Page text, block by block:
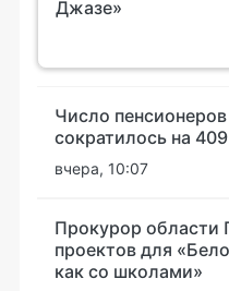
Джазе»
Число
сократилось на
вчера, 10:07
Прокурор области
проектов для
как со школами»